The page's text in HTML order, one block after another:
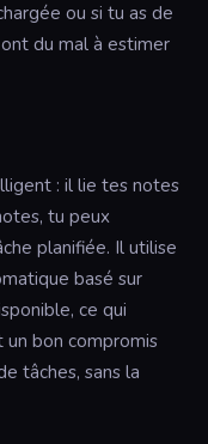
ou si tu as de
du mal à estimer
: il lie tes notes
tu peux
planifiée. Il utilise
basé sur
ce qui
un bon compromis
tâches, sans la